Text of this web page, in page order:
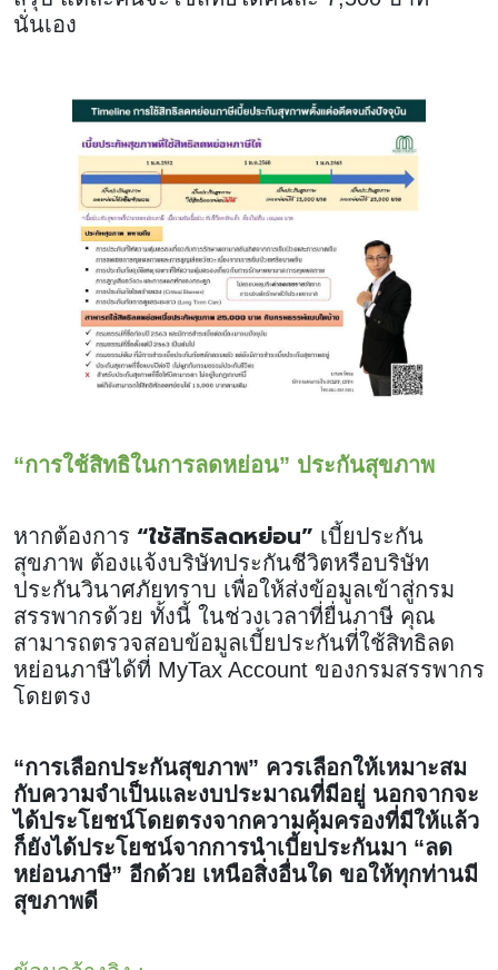
นั่นเอง
“การใช้สิทธิในการลดหย่อน” ประกันสุขภาพ
หากต้องการ “ใช้สิทธิลดหย่อน” เบี้ยประกัน
สุขภาพ ต้องแจ้งบริษัทประกันชีวิตหรือบริษัท
ประกันวินาศภัยทราบ เพื่อให้ส่งข้อมูลเข้าสู่กรม
สรรพากรด้วย ทั้งนี้ ในช่วงเวลาที่ยื่นภาษี คุณ
สามารถตรวจสอบข้อมูลเบี้ยประกันที่ใช้สิทธิลด
หย่อนภาษีได้ที่ MyTax Account ของกรมสรรพากร
โดยตรง
“การเลือกประกันสุขภาพ” ควรเลือกให้เหมาะสม
กับความจำเป็นและงบประมาณที่มีอยู่ นอกจากจะ
ได้ประโยชน์โดยตรงจากความคุ้มครองที่มีให้แล้ว
ก็ยังได้ประโยชน์จากการนำเบี้ยประกันมา “ลด
หย่อนภาษี” อีกด้วย เหนือสิ่งอื่นใด ขอให้ทุกท่านมี
สุขภาพดี